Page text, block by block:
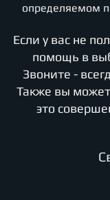
определяемом
Если у вас не
помощь в
Звоните -
Также вы
это